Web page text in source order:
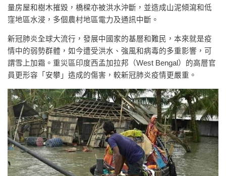
量房屋和樹木摧毀，橋樑亦被洪水沖斷，並造成山泥傾瀉和低
窪地區水浸，多個農村地區電力及通訊中斷。
新冠肺炎全球大流行，發展中國家的基層和難民，本來就是疫
情中的弱勢群體，如今遭受洪水、強風和病毒的多重影響，可
謂雪上加霜。重災區印度西孟加拉邦（West Bengal）的高層官
員更形容「安攀」造成的傷害，較新冠肺炎疫情更嚴重。